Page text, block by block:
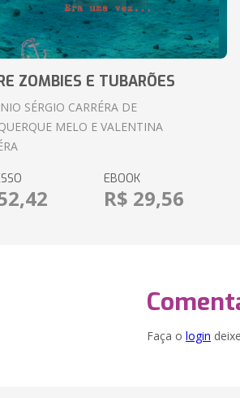
ZOMBIES E TUBARÕES
SÉRGIO CARRÉRA DE
MELO E VALENTINA
EBOOK
R$ 29,56
Faça o login